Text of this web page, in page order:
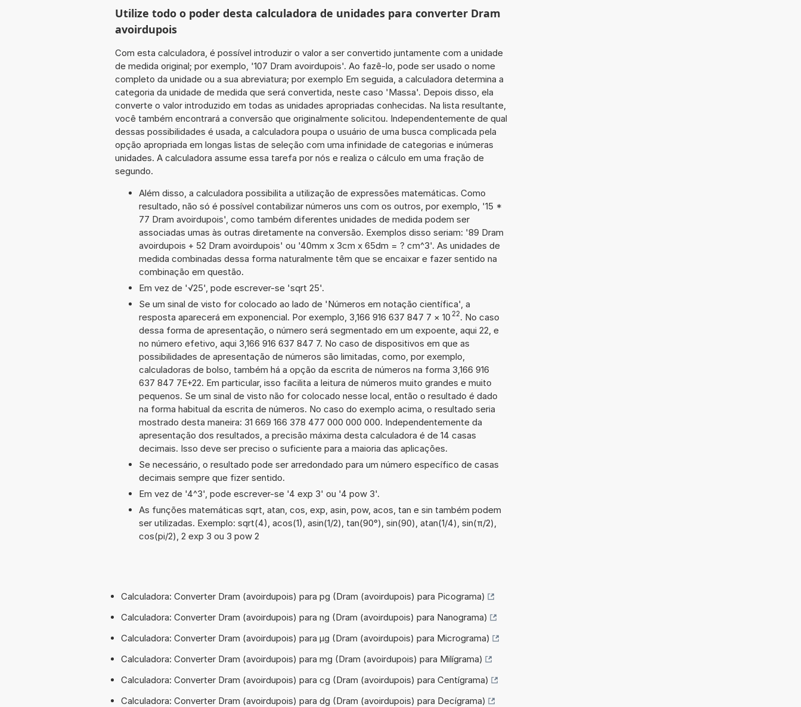
Utilize todo o poder desta calculadora de unidades para converter Dram
avoirdupois
Com esta calculadora, é possível introduzir o valor a ser convertido juntamente com a unidade
de medida original; por exemplo, '107 Dram avoirdupois'. Ao fazê-lo, pode ser usado o nome
completo da unidade ou a sua abreviatura; por exemplo Em seguida, a calculadora determina a
categoria da unidade de medida que será convertida, neste caso 'Massa'. Depois disso, ela
converte o valor introduzido em todas as unidades apropriadas conhecidas. Na lista resultante,
você também encontrará a conversão que originalmente solicitou. Independentemente de qual
dessas possibilidades é usada, a calculadora poupa o usuário de uma busca complicada pela
opção apropriada em longas listas de seleção com uma infinidade de categorias e inúmeras
unidades. A calculadora assume essa tarefa por nós e realiza o cálculo em uma fração de
segundo.
Além disso, a calculadora possibilita a utilização de expressões matemáticas. Como
resultado, não só é possível contabilizar números uns com os outros, por exemplo, '15 *
77 Dram avoirdupois', como também diferentes unidades de medida podem ser
associadas umas às outras diretamente na conversão. Exemplos disso seriam: '89 Dram
avoirdupois + 52 Dram avoirdupois' ou '40mm x 3cm x 65dm = ? cm^3'. As unidades de
medida combinadas dessa forma naturalmente têm que se encaixar e fazer sentido na
combinação em questão.
Em vez de '√25', pode escrever-se 'sqrt 25'.
Se um sinal de visto for colocado ao lado de 'Números em notação científica', a
resposta aparecerá em exponencial. Por exemplo, 3,166 916 637 847 7 × 10 22. No caso
dessa forma de apresentação, o número será segmentado em um expoente, aqui 22, e
no número efetivo, aqui 3,166 916 637 847 7. No caso de dispositivos em que as
possibilidades de apresentação de números são limitadas, como, por exemplo,
calculadoras de bolso, também há a opção da escrita de números na forma 3,166 916
637 847 7E+22. Em particular, isso facilita a leitura de números muito grandes e muito
pequenos. Se um sinal de visto não for colocado nesse local, então o resultado é dado
na forma habitual da escrita de números. No caso do exemplo acima, o resultado seria
mostrado desta maneira: 31 669 166 378 477 000 000 000. Independentemente da
apresentação dos resultados, a precisão máxima desta calculadora é de 14 casas
decimais. Isso deve ser preciso o suficiente para a maioria das aplicações.
Se necessário, o resultado pode ser arredondado para um número específico de casas
decimais sempre que fizer sentido.
Em vez de '4^3', pode escrever-se '4 exp 3' ou '4 pow 3'.
As funções matemáticas sqrt, atan, cos, exp, asin, pow, acos, tan e sin também podem
ser utilizadas. Exemplo: sqrt(4), acos(1), asin(1/2), tan(90°), sin(90), atan(1/4), sin(π/2),
cos(pi/2), 2 exp 3 ou 3 pow 2
Calculadora: Converter Dram (avoirdupois) para pg (Dram (avoirdupois) para Picograma)
Calculadora: Converter Dram (avoirdupois) para ng (Dram (avoirdupois) para Nanograma)
Calculadora: Converter Dram (avoirdupois) para µg (Dram (avoirdupois) para Micrograma)
Calculadora: Converter Dram (avoirdupois) para mg (Dram (avoirdupois) para Milígrama)
Calculadora: Converter Dram (avoirdupois) para cg (Dram (avoirdupois) para Centígrama)
Calculadora: Converter Dram (avoirdupois) para dg (Dram (avoirdupois) para Decígrama)